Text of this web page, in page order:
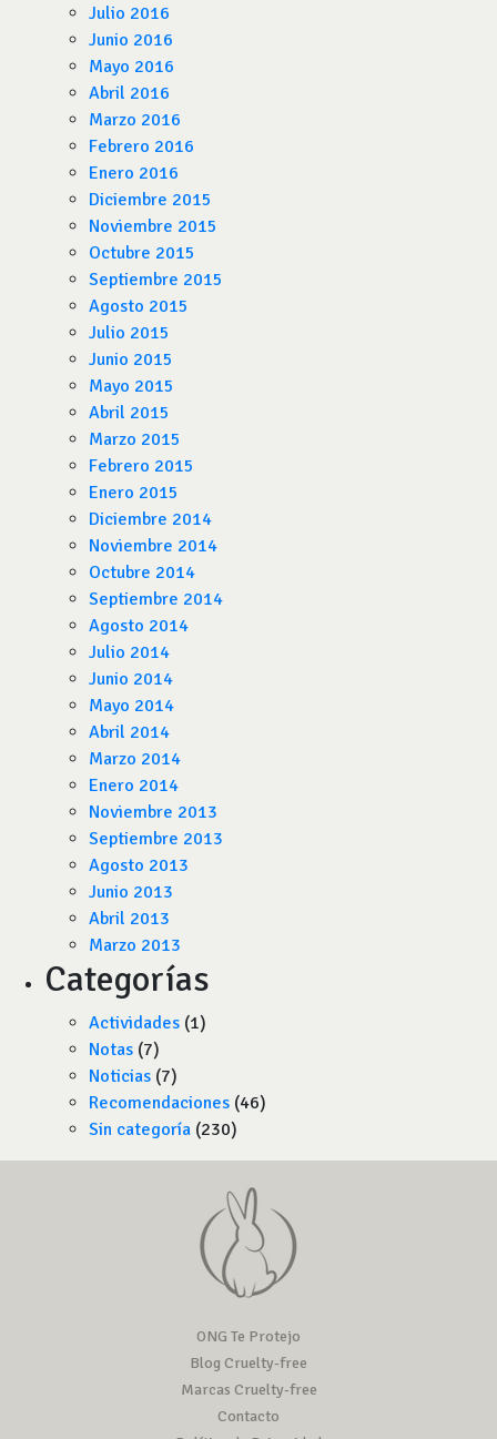
Julio 2016
Junio 2016
Mayo 2016
Abril 2016
Marzo 2016
Febrero 2016
Enero 2016
Diciembre 2015
Noviembre 2015
Octubre 2015
Septiembre 2015
Agosto 2015
Julio 2015
Junio 2015
Mayo 2015
Abril 2015
Marzo 2015
Febrero 2015
Enero 2015
Diciembre 2014
Noviembre 2014
Octubre 2014
Septiembre 2014
Agosto 2014
Julio 2014
Junio 2014
Mayo 2014
Abril 2014
Marzo 2014
Enero 2014
Noviembre 2013
Septiembre 2013
Agosto 2013
Junio 2013
Abril 2013
Marzo 2013
Categorías
Actividades (1)
Notas (7)
Noticias (7)
Recomendaciones (46)
Sin categoría (230)
ONG Te Protejo
Blog Cruelty-free
Marcas Cruelty-free
Contacto